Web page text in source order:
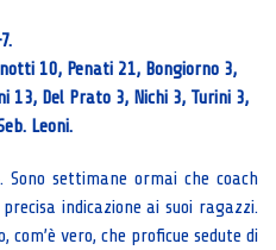
10, Penati 21, Bongiorno 3,
13, Del Prato 3, Nichi 3, Turini 3,
Leoni.
settimane ormai che coach
indicazione ai suoi ragazzi.
com’è vero, che proficue sedute di